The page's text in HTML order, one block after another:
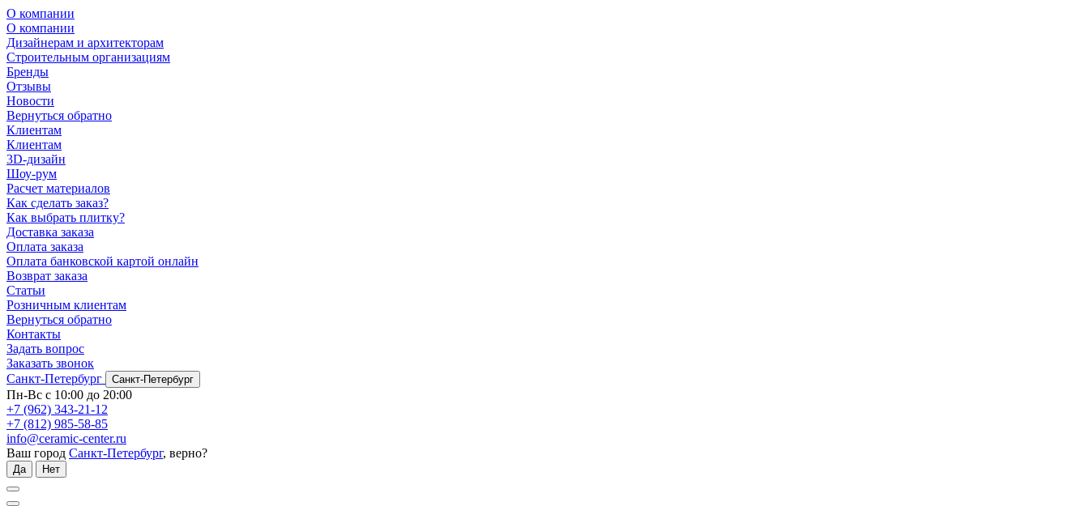
О компании
О компании
Дизайнерам и архитекторам
Строительным организациям
Бренды
Отзывы
Новости
Вернуться обратно
Клиентам
Клиентам
3D-дизайн
Шоу-рум
Расчет материалов
Как сделать заказ?
Как выбрать плитку?
Доставка заказа
Оплата заказа
Оплата банковской картой онлайн
Возврат заказа
Статьи
Розничным клиентам
Вернуться обратно
Контакты
Задать вопрос
Заказать звонок
Санкт-Петербург
Санкт-Петербург
Пн-Вс с 10:00 до 20:00
+7 (962) 343-21-12
+7 (812) 985-58-85
info@ceramic-center.ru
Ваш город Санкт-Петербург, верно?
Да Нет